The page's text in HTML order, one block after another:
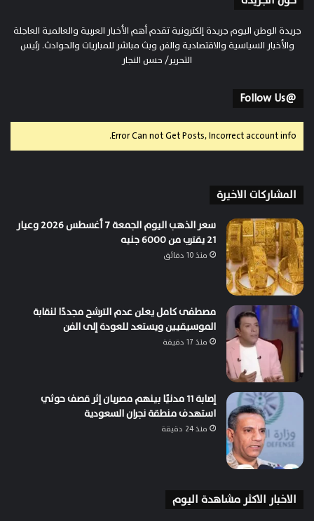
جريدة الوطن اليوم جريدة إلكترونية تقدم أهم الأخبار العربية والعالمية العاجلة
والأخبار السياسية والاقتصادية والفن وبث مباشر للمباريات والحوادث. رئيس
التحرير/ حسن النجار
@Follow Us
Error Can not Get Posts, Incorrect account info.
المشاركات الاخيرة
سعر الذهب اليوم الجمعة 7 أغسطس 2026 وعيار
21 يقترب من 6000 جنيه
منذ 10 دقائق
مصطفى كامل يعلن عدم الترشح مجددًا لنقابة
الموسيقيين ويستعد للعودة إلى الفن
منذ 17 دقيقة
إصابة 11 مدنيًا بينهم مصريان إثر قصف حوثي
استهدف منطقة نجران السعودية
منذ 24 دقيقة
الاخبار الاكثر مشاهدة اليوم